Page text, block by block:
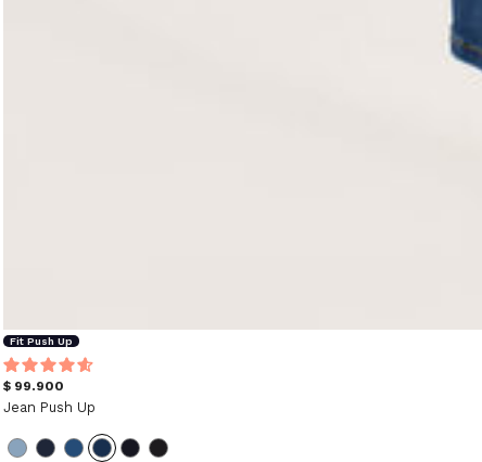
Fit Push Up
$ 99.900
Jean Push Up